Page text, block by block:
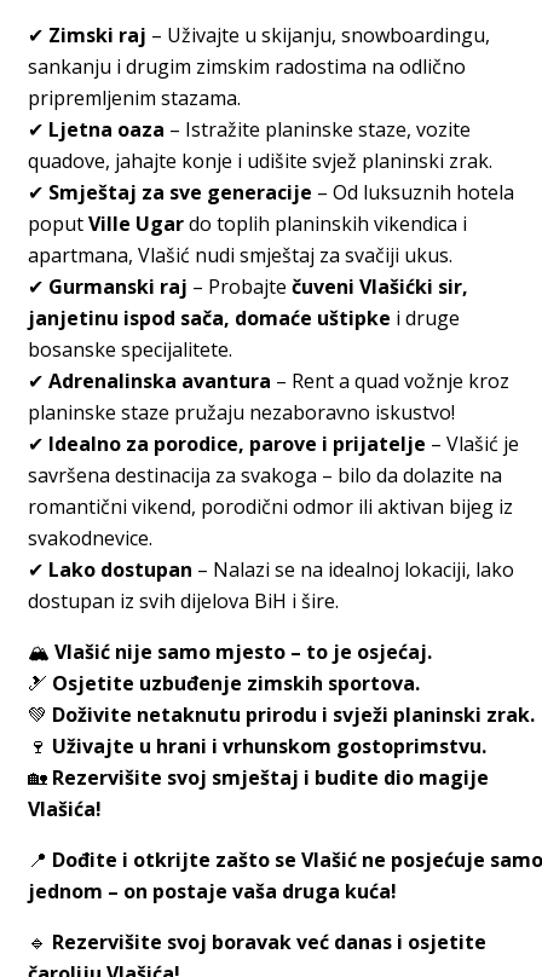
✔ Zimski raj – Uživajte u skijanju, snowboardingu,
sankanju i drugim zimskim radostima na odlično
pripremljenim stazama.
✔ Ljetna oaza – Istražite planinske staze, vozite
quadove, jahajte konje i udišite svjež planinski zrak.
✔ Smještaj za sve generacije – Od luksuznih hotela
poputVille Ugardo toplih planinskih vikendica i
apartmana, Vlašić nudi smještaj za svačiji ukus.
✔ Gurmanski raj – Probajte čuveni Vlašićki sir,
janjetinu ispod sača, domaće uštipke i druge
bosanske specijalitete.
✔ Adrenalinska avantura – Rent a quad vožnje kroz
planinske staze pružaju nezaboravno iskustvo!
✔ Idealno za porodice, parove i prijatelje – Vlašić je
savršena destinacija za svakoga – bilo da dolazite na
romantični vikend, porodični odmor ili aktivan bijeg iz
svakodnevice.
✔ Lako dostupan – Nalazi se na idealnoj lokaciji, lako
dostupan iz svih dijelova BiH i šire.
🏔 Vlašić nije samo mjesto – to je osjećaj.
🎿 Osjetite uzbuđenje zimskih sportova.
💚 Doživite netaknutu prirodu i svježi planinski zrak.
🍷 Uživajte u hrani i vrhunskom gostoprimstvu.
🏡 Rezervišite svoj smještaj i budite dio magije
Vlašića!
📍 Dođite i otkrijte zašto se Vlašić ne posjećuje samo
jednom – on postaje vaša druga kuća!
🔹 Rezervišite svoj boravak već danas i osjetite